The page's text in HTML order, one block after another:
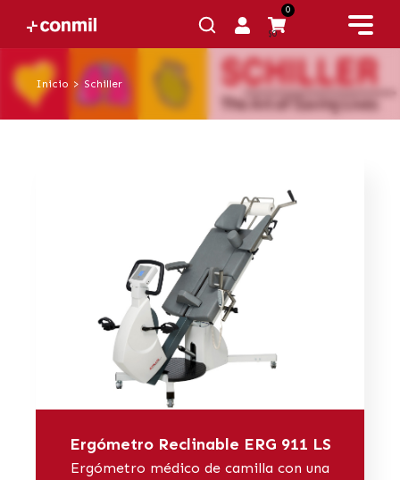
0
$0
Inicio > Schiller
Ergómetro Reclinable ERG 911 LS
Ergómetro médico de camilla con una